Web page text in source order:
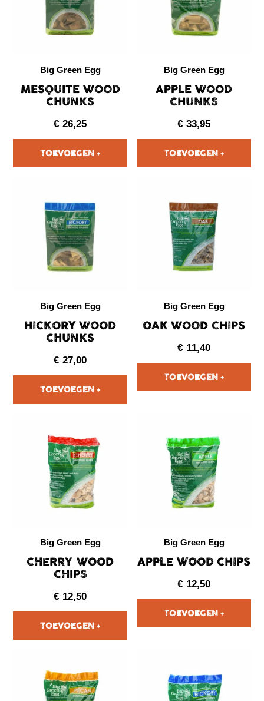
Big Green Egg
MESQUITE WOOD
CHUNKS
€ 26,25
Big Green Egg
APPLE WOOD
CHUNKS
€ 33,95
Big Green Egg
HICKORY WOOD
CHUNKS
€ 27,00
Big Green Egg
OAK WOOD CHIPS
€ 11,40
Big Green Egg
CHERRY WOOD
CHIPS
€ 12,50
Big Green Egg
APPLE WOOD CHIPS
€ 12,50